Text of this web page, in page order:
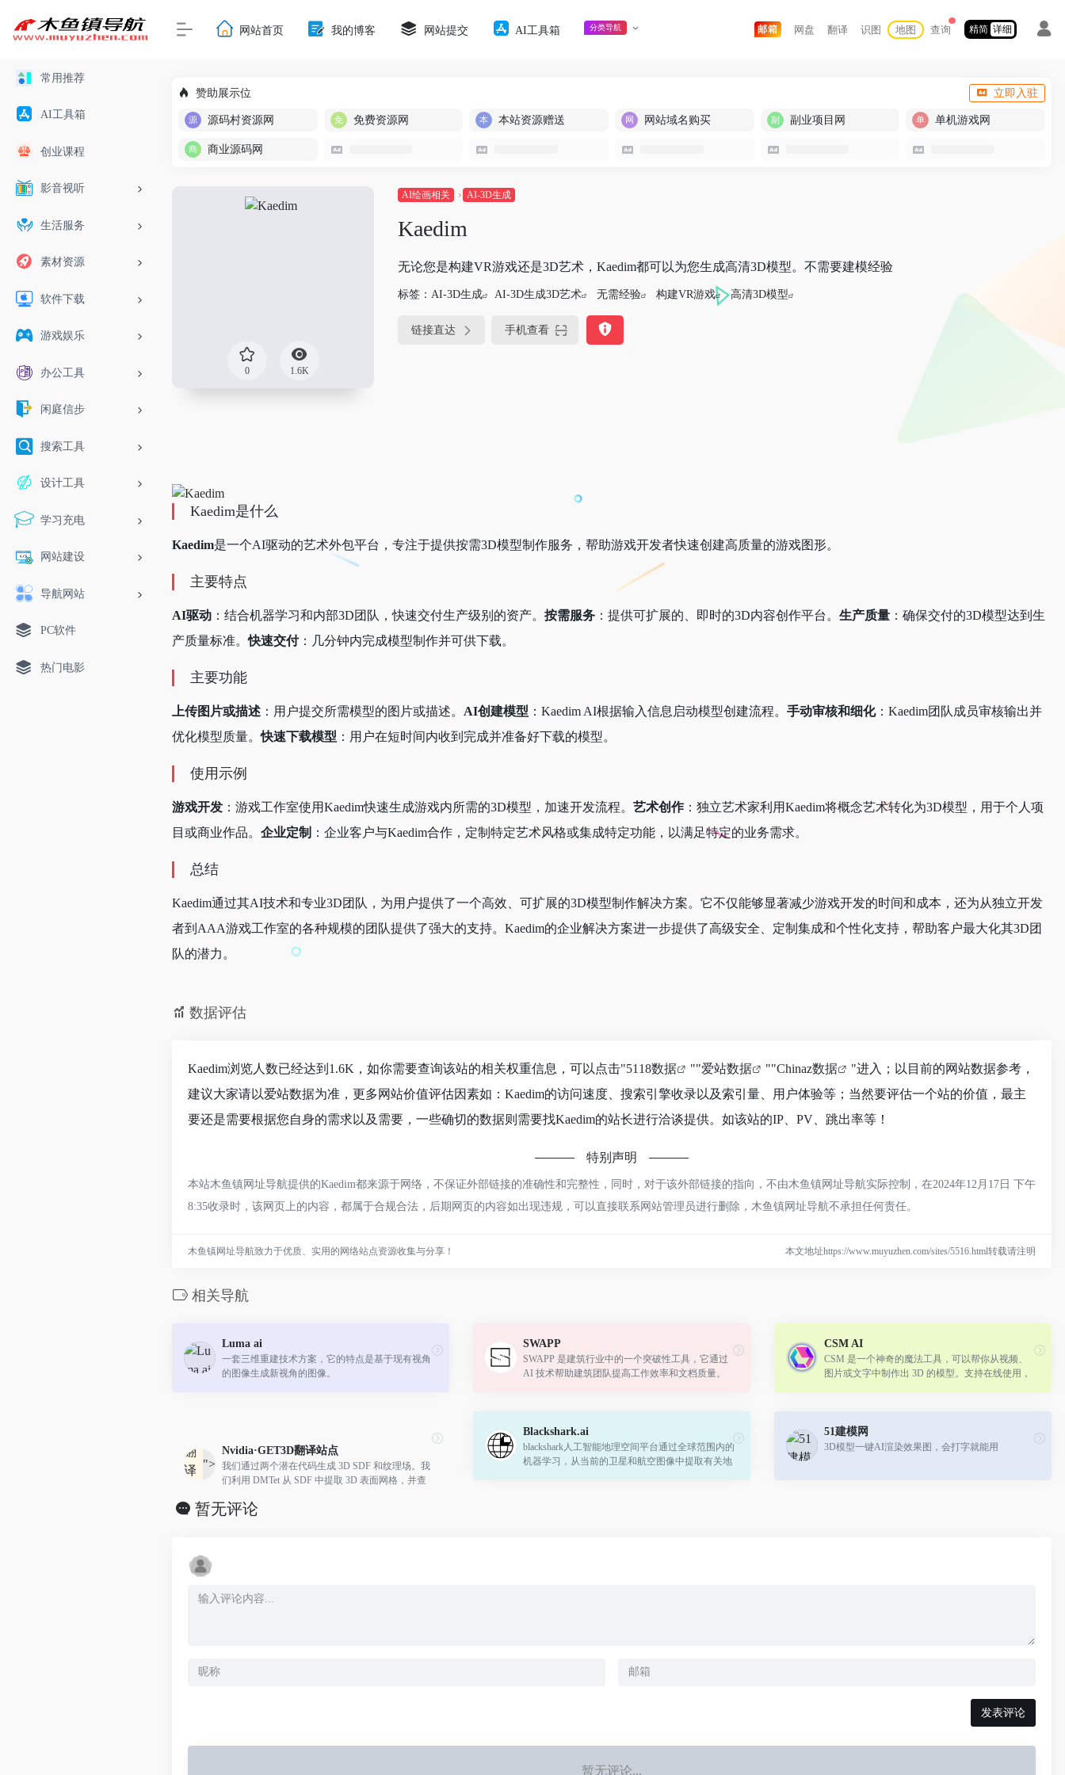
常用推荐
AI工具箱
创业课程
影音视听
生活服务
素材资源
软件下载
游戏娱乐
办公工具
闲庭信步
搜索工具
设计工具
学习充电
网站建设
导航网站
PC软件
热门电影
网站首页 我的博客 网站提交 AI工具箱 分类导航 邮箱 网盘 翻译 识图 地图 查询 精简 详细
赞助展示位 立即入驻
源码村资源网 免费资源网 本站资源赠送 网站域名购买 副业项目网 单机游戏网
商业源码网
0 1.6K
AI绘画相关 AI-3D生成
Kaedim
无论您是构建VR游戏还是3D艺术，Kaedim都可以为您生成高清3D模型。不需要建模经验
标签： AI-3D生成 AI-3D生成3D艺术 无需经验 构建VR游戏 高清3D模型
链接直达 手机查看
Kaedim是什么
Kaedim是一个AI驱动的艺术外包平台，专注于提供按需3D模型制作服务，帮助游戏开发者快速创建高质量的游戏图形。
主要特点
AI驱动 ：结合机器学习和内部3D团队，快速交付生产级别的资产。 按需服务 ：提供可扩展的、即时的3D内容创作平台。 生产质量 ：确保交付的3D模型达到生
产质量标准。快速交付：几分钟内完成模型制作并可供下载。
主要功能
上传图片或描述 ：用户提交所需模型的图片或描述。 AI创建模型 ：Kaedim AI根据输入信息启动模型创建流程。 手动审核和细化：Kaedim团队成员审核输出并
优化模型质量。快速下载模型 ：用户在短时间内收到完成并准备好下载的模型。
使用示例
游戏开发 ：游戏工作室使用Kaedim快速生成游戏内所需的3D模型，加速开发流程。 艺术创作：独立艺术家利用Kaedim将概念艺术转化为3D模型，用于个人项
目或商业作品。 企业定制 ：企业客户与Kaedim合作，定制特定艺术风格或集成特定功能，以满足特定的业务需求。
总结
Kaedim通过其AI技术和专业3D团队，为用户提供了一个高效、可扩展的3D模型制作解决方案。它不仅能够显著减少游戏开发的时间和成本，还为从独立开发
者到AAA游戏工作室的各种规模的团队提供了强大的支持。Kaedim的企业解决方案进一步提供了高级安全、定制集成和个性化支持，帮助客户最大化其3D团
队的潜力。
数据评估
Kaedim浏览人数已经达到1.6K，如你需要查询该站的相关权重信息，可以点击"5118数据 ""爱站数据 ""Chinaz数据
"进入；以目前的网站数据参考，
建议大家请以爱站数据为准，更多网站价值评估因素如：Kaedim的访问速度、搜索引擎收录以及索引量、用户体验等；当然要评估一个站的价值，最主
要还是需要根据您自身的需求以及需要，一些确切的数据则需要找Kaedim的站长进行洽谈提供。如该站的IP、PV、跳出率等！
特别声明
本站木鱼镇网址导航提供的Kaedim都来源于网络，不保证外部链接的准确性和完整性，同时，对于该外部链接的指向，不由木鱼镇网址导航实际控制，在2024年12月17日 下午
8:35收录时，该网页上的内容，都属于合规合法，后期网页的内容如出现违规，可以直接联系网站管理员进行删除，木鱼镇网址导航不承担任何责任。
木鱼镇网址导航致力于优质、实用的网络站点资源收集与分享！ 本文地址https://www.muyuzhen.com/sites/5516.html转载请注明
相关导航
Luma ai
一套三维重建技术方案，它的特点是基于现有视角
的图像生成新视角的图像。
SWAPP
SWAPP 是建筑行业中的一个突破性工具，它通过
AI 技术帮助建筑团队提高工作效率和文档质量。
CSM AI
CSM 是一个神奇的魔法工具，可以帮你从视频、
图片或文字中制作出 3D 的模型。支持在线使用，
翻
译
点
">
Nvidia·GET3D翻译站点
我们通过两个潜在代码生成 3D SDF 和纹理场。我
们利用 DMTet 从 SDF 中提取 3D 表面网格，并查
图像上定义的对抗损失进行训练。
Blackshark.ai
blackshark人工智能地理空间平台通过全球范围内的
机器学习，从当前的卫星和航空图像中提取有关地
51建模网
3D模型一键AI渲染效果图，会打字就能用
暂无评论
发表评论
暂无评论...